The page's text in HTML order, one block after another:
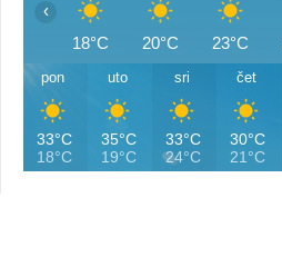
18°C 20°C 23°C
‹
pon
33°C
18°C
uto
35°C
19°C
sri
33°C
24°C
čet
30°C
21°C